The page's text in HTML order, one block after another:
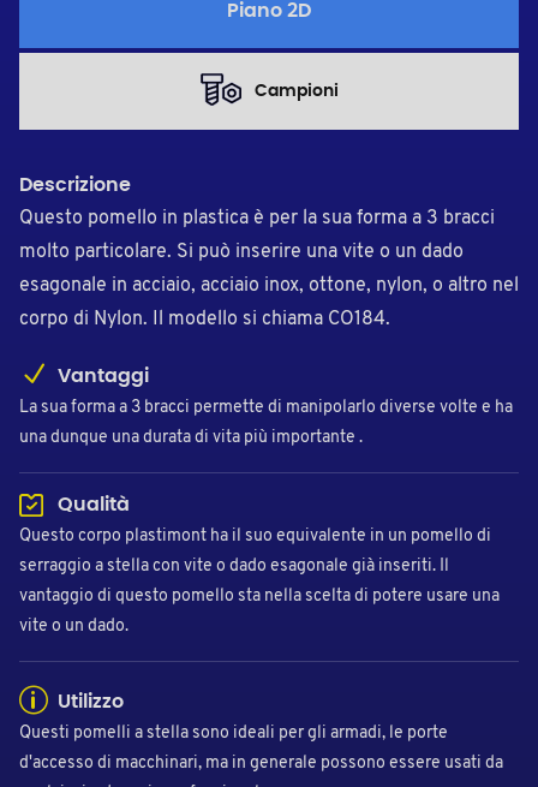
Piano 2D
Campioni
Descrizione
Questo pomello in plastica è per la sua forma a 3 bracci
molto particolare. Si può inserire una vite o un dado
esagonale in acciaio, acciaio inox, ottone, nylon, o altro nel
corpo di Nylon. Il modello si chiama CO184.
Vantaggi
La sua forma a 3 bracci permette di manipolarlo diverse volte e ha
una dunque una durata di vita più importante .
Qualità
Questo corpo plastimont ha il suo equivalente in un pomello di
serraggio a stella con vite o dado esagonale già inseriti. Il
vantaggio di questo pomello sta nella scelta di potere usare una
vite o un dado.
Utilizzo
Questi pomelli a stella sono ideali per gli armadi, le porte
d'accesso di macchinari, ma in generale possono essere usati da